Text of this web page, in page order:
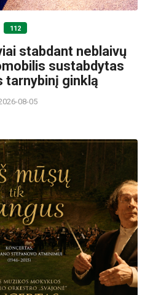
112
stabdant neblaivų
sustabdytas
tarnybinį ginklą
08-05